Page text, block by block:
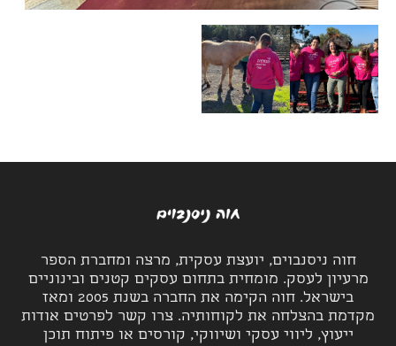
חוה ניסנבוים, יועצת עסקית, מרצה ומחברת הספר
מרעיון לעסק. מומחית בתחום עסקים קטנים ובינוניים
בישראל. חוה הקימה את החברה בשנת 2005 ומאז
מקדמת בהצלחה את לקוחותיה. צרו קשר לפרטים אודות
ייעוץ, ליווי עסקי ושיווקי, קורסים או פיתוח תוכן